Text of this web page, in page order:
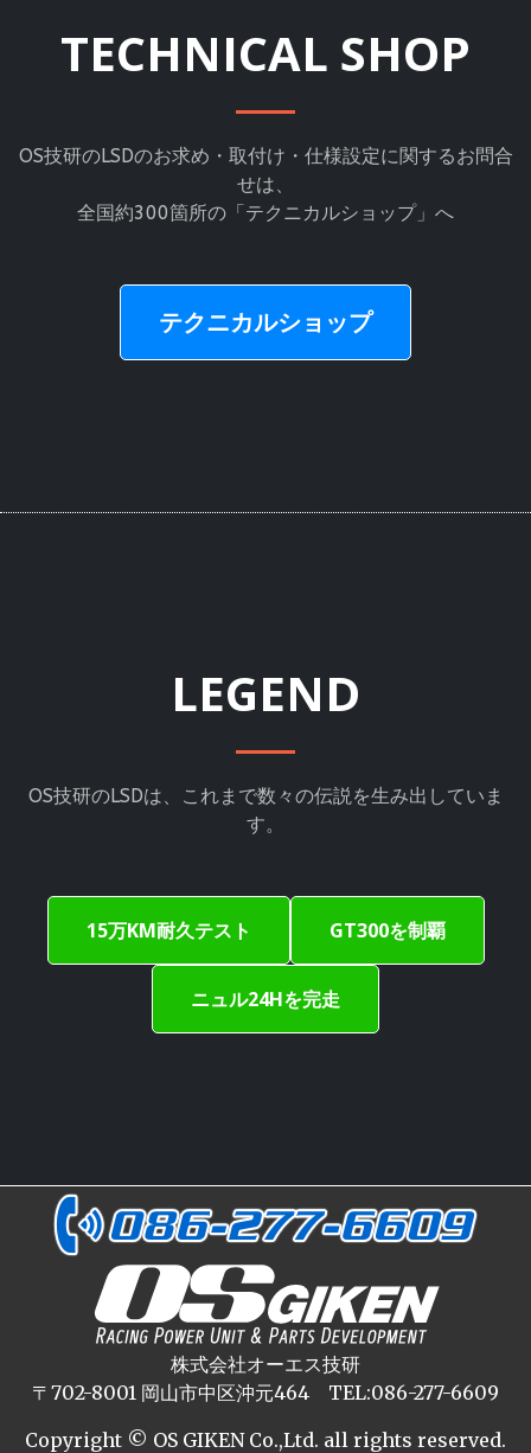
TECHNICAL SHOP
OS技研のLSDのお求め・取付け・仕様設定に関するお問合
せは、
全国約300箇所の「テクニカルショップ」へ
テクニカルショップ
LEGEND
OS技研のLSDは、これまで数々の伝説を生み出していま
す。
15万KM耐久テスト GT300を制覇
ニュル24Hを完走
株式会社オーエス技研
〒702-8001 岡山市中区沖元464 TEL:086-277-6609
Copyright © OS GIKEN Co.,Ltd. all rights reserved.